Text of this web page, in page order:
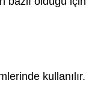
kullanılır.